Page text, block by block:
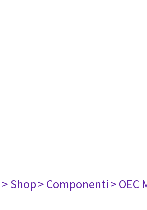
> Shop> Componenti> OEC